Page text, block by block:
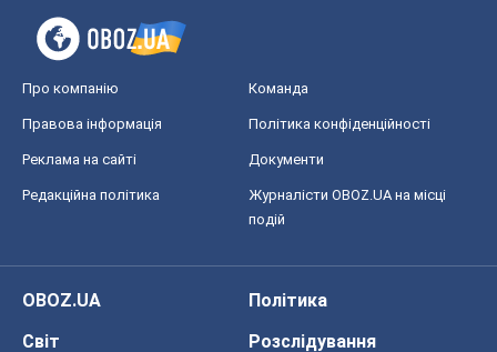
Про компанію Команда
Правова інформація Політика конфіденційності
Реклама на сайті Документи
Редакційна політика
Журналісти OBOZ.UA на місці
подій
OBOZ.UA
Політика
Світ
Розслідування